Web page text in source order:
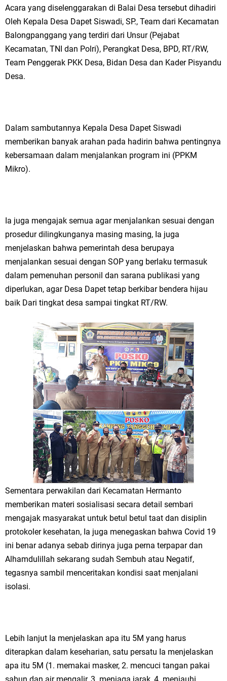
Ketua DPD Golkar Gresik Wongso Negoro Sambut Tahun Baru Islam
Wakil Ketua DPRD Gresik Mujid Riduan Sampaikan Doa dan Harapan di
Tahun Baru Islam 1448 H
Menuju Indonesia Emas 2045
Hari Jadi Pertama PHIGMA: Advokat dan LBH Perkuat Soliditas di
Pemdes Cibanteng Salurkan PMT: Cegah Stunting, Perkuat Gizi Balita
dan Ibu Hamil Narasi
Zakat Produktif Dorong Kemandirian UMKM, LAZISNU Kedamean Bantu
Kembangkan Warung Bu Wiwik
Karang Taruna Gresik Perkuat Ekonomi Lewat Pemanfaatan Gedung C
Islamic Center
Nila Yani Apresiasi Launching Komunitas Gowes dan Pasar Ahad
Jajanan Jadul di Ecopark Randuagung
Takmir Masjid KH Robbach Ma’sum Gelar Penyembelihan Hewan
Qurban dari Bupati & Kepala DPMPTSP Gresik
DPC PDI Perjuangan Gresik Tebar Berkah Idul Adha, Bagikan Daging
Kurban untuk Ratusan Warga
Ponpes Himmatul Khoiriyah Gelar Penyembelihan Hewan Qurban dari
RT 03 RW 01 Patra Raya Rosewood Cerme Gresik Berbenah dan
Bersolek, Siap Meriahkan HUT Ke 81 RI
Acara yang diselenggarakan di Balai Desa tersebut dihadiri
Oleh Kepala Desa Dapet Siswadi, SP., Team dari Kecamatan
Balongpanggang yang terdiri dari Unsur (Pejabat
Kecamatan, TNI dan Polri), Perangkat Desa, BPD, RT/RW,
Team Penggerak PKK Desa, Bidan Desa dan Kader Pisyandu
Desa.
Dalam sambutannya Kepala Desa Dapet Siswadi
memberikan banyak arahan pada hadirin bahwa pentingnya
kebersamaan dalam menjalankan program ini (PPKM
Mikro).
Ia juga mengajak semua agar menjalankan sesuai dengan
prosedur dilingkunganya masing masing, Ia juga
menjelaskan bahwa pemerintah desa berupaya
menjalankan sesuai dengan SOP yang berlaku termasuk
dalam pemenuhan personil dan sarana publikasi yang
diperlukan, agar Desa Dapet tetap berkibar bendera hijau
baik Dari tingkat desa sampai tingkat RT/RW.
Sementara perwakilan dari Kecamatan Hermanto
memberikan materi sosialisasi secara detail sembari
mengajak masyarakat untuk betul betul taat dan disiplin
protokoler kesehatan, Ia juga menegaskan bahwa Covid 19
ini benar adanya sebab dirinya juga perna terpapar dan
Alhamdulillah sekarang sudah Sembuh atau Negatif,
tegasnya sambil menceritakan kondisi saat menjalani
isolasi.
Lebih lanjut Ia menjelaskan apa itu 5M yang harus
diterapkan dalam keseharian, satu persatu Ia menjelaskan
apa itu 5M (1. memakai masker, 2. mencuci tangan pakai